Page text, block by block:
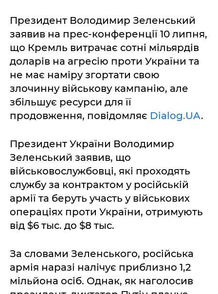
Президент Володимир Зеленський
заявив на прес-конференції 10 липня,
що Кремль витрачає сотні мільярдів
доларів на агресію проти України та
не має наміру згортати свою
злочинну військову кампанію, але
збільшує ресурси для її
продовження, повідомляє Dialog.UA.
Президент України Володимир
Зеленський заявив, що
військовослужбовці, які проходять
службу за контрактом у російській
армії та беруть участь у військових
операціях проти України, отримують
від $6 тыс. до $8 тыс.
За словами Зеленського, російська
армія наразі налічує приблизно 1,2
мільйона осіб. Однак, як наголосив